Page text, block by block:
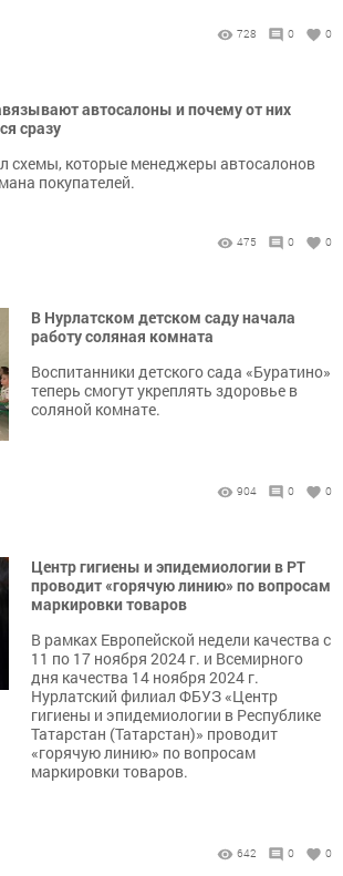
728 0 0
автосалоны и почему от них
сразу
схемы, которые менеджеры автосалонов
покупателей.
475 0 0
В Нурлатском детском саду начала
работу соляная комната
Воспитанники детского сада «Буратино»
теперь смогут укреплять здоровье в
соляной комнате.
904 0 0
Центр гигиены и эпидемиологии в РТ
проводит «горячую линию» по вопросам
маркировки товаров
В рамках Европейской недели качества с
11 по 17 ноября 2024 г. и Всемирного
дня качества 14 ноября 2024 г.
Нурлатский филиал ФБУЗ «Центр
гигиены и эпидемиологии в Республике
Татарстан (Татарстан)» проводит
«горячую линию» по вопросам
маркировки товаров.
642 0 0